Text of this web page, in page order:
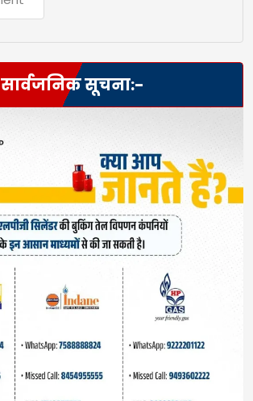
सार्वजनिक सूचना:-